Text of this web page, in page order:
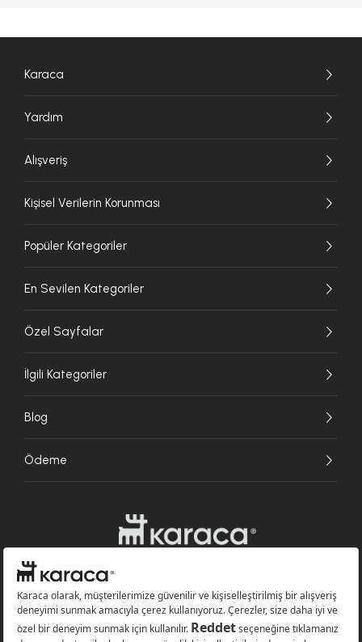
Karaca
Yardım
Alışveriş
Kişisel Verilerin Korunması
Popüler Kategoriler
En Sevilen Kategoriler
Özel Sayfalar
İlgili Kategoriler
Blog
Ödeme